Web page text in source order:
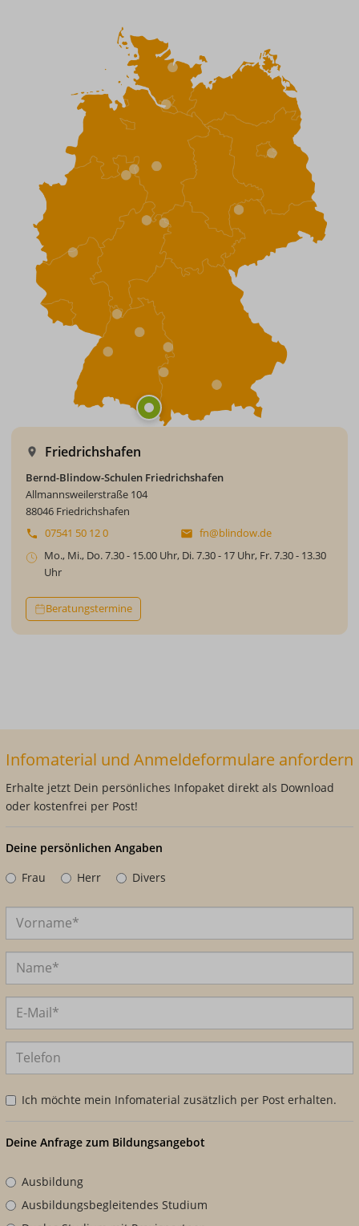
Friedrichshafen
Bernd-Blindow-Schulen Friedrichshafen
Allmannsweilerstraße 104
88046 Friedrichshafen
07541 50 12 0
fn@blindow.de
Mo., Mi., Do. 7.30 - 15.00 Uhr, Di. 7.30 - 17 Uhr, Fr. 7.30 - 13.30
Uhr
Beratungstermine
Infomaterial und Anmeldeformulare anfordern
Erhalte jetzt Dein persönliches Infopaket direkt als Download
oder kostenfrei per Post!
Deine persönlichen Angaben
Frau
Herr Divers
Ich möchte mein Infomaterial zusätzlich per Post erhalten.
Deine Anfrage zum Bildungsangebot
Ausbildung
Ausbildungsbegleitendes Studium